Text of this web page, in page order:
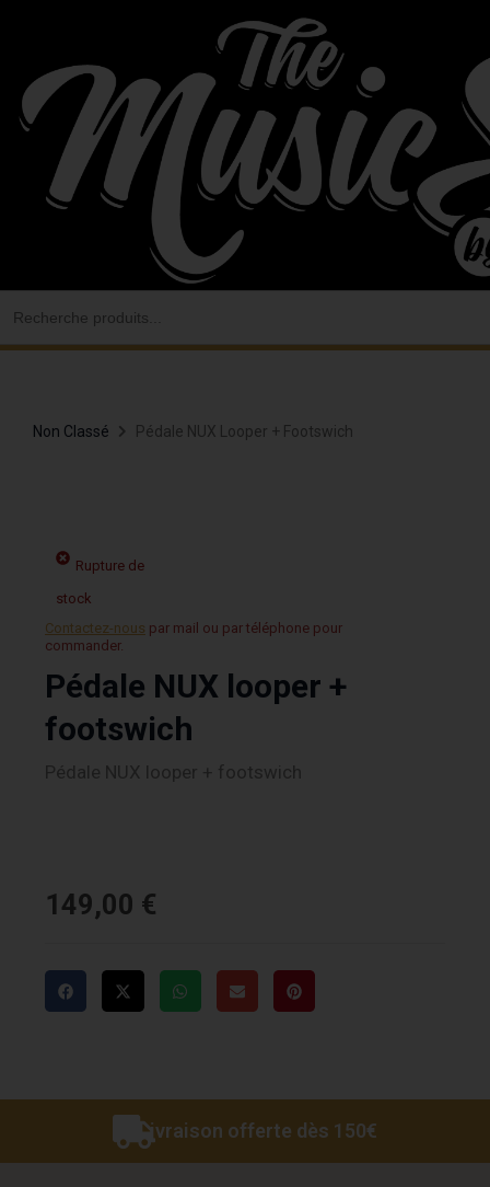
contenu
Non Classé Pédale NUX Looper + Footswich
Rupture de
stock
Contactez-nous par mail ou par téléphone pour
commander.
Pédale NUX looper +
footswich
Pédale NUX looper + footswich
149,00 €
Livraison offerte dès 150€